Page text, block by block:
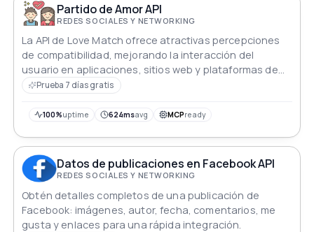
Partido de Amor API
REDES SOCIALES Y NETWORKING
La API de Love Match ofrece atractivas percepciones
de compatibilidad, mejorando la interacción del
usuario en aplicaciones, sitios web y plataformas de
redes sociales.
Prueba 7 días gratis
100%uptime 624msavg MCPready
Datos de publicaciones en Facebook API
REDES SOCIALES Y NETWORKING
Obtén detalles completos de una publicación de
Facebook: imágenes, autor, fecha, comentarios, me
gusta y enlaces para una rápida integración.